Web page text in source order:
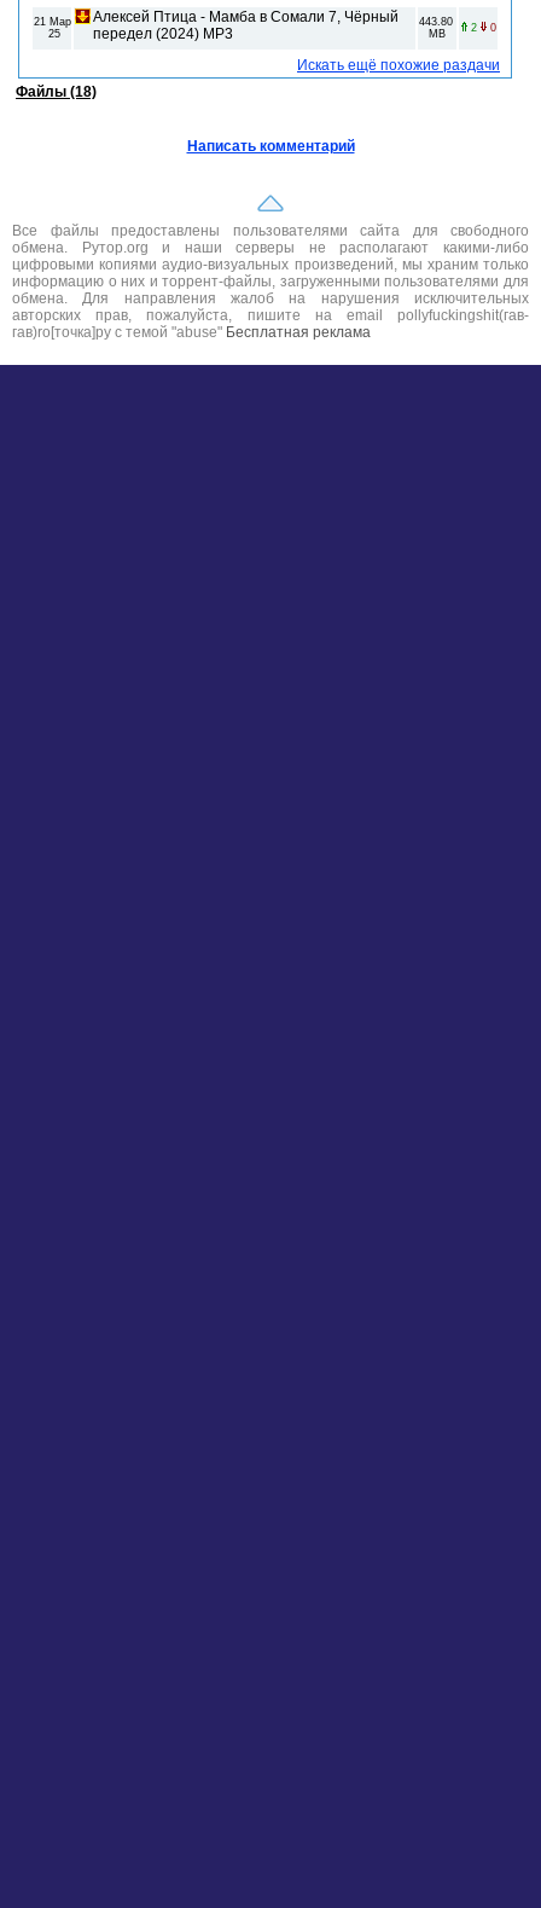
21 Мар
25
Алексей Птица - Мамба в Сомали 7, Чёрный
передел (2024) МР3
443.80
MB
2 0
Искать ещё похожие раздачи
Файлы (18)
Написать комментарий
Все файлы предоставлены пользователями сайта для свободного
обмена. Рутор.org и наши серверы не располагают какими-либо
цифровыми копиями аудио-визуальных произведений, мы храним только
информацию о них и торрент-файлы, загруженными пользователями для
обмена. Для направления жалоб на нарушения исключительных
авторских прав, пожалуйста, пишите на email pollyfuckingshit(гав-
гав)ro[точка]ру с темой "abuse" Бесплатная реклама